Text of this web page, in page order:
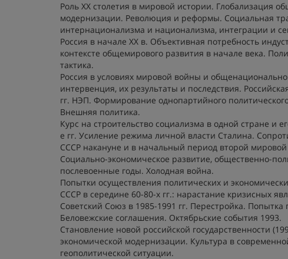
Роль ХХ столетия в мировой истории. Глобализация
модернизации. Революция и реформы. Социальная
интернационализма и национализма, интеграции и
Россия в начале ХХ в. Объективная потребность
контексте общемирового развития в начале века.
тактика.
Россия в условиях мировой войны и
интервенция, их результаты и последствия.
гг. НЭП. Формирование однопартийного
Внешняя политика.
Курс на строительство социализма в одной стране и
е гг. Усиление режима личной власти Сталина.
СССР накануне и в начальный период второй
Социально-экономическое развитие, общественно-
послевоенные годы. Холодная война.
Попытки осуществления политических и
СССР в середине 60-80-х гг.: нарастание кризисных
Советский Союз в 1985-1991 гг. Перестройка.
Беловежские соглашения. Октябрьские события 1993.
Становление новой российской государственности
экономической модернизации. Культура в
геополитической ситуации.